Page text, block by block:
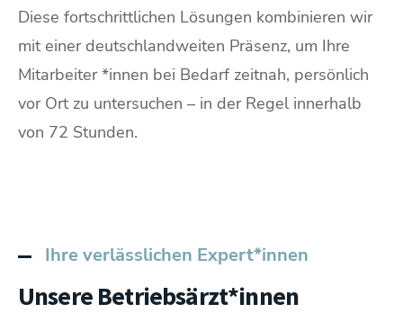
Diese fortschrittlichen Lösungen kombinieren wir
mit einer deutschlandweiten Präsenz, um Ihre
Mitarbeiter *innen bei Bedarf zeitnah, persönlich
vor Ort zu untersuchen – in der Regel innerhalb
von 72 Stunden.
Ihre verlässlichen Expert*innen
Unsere Betriebsärzt*innen